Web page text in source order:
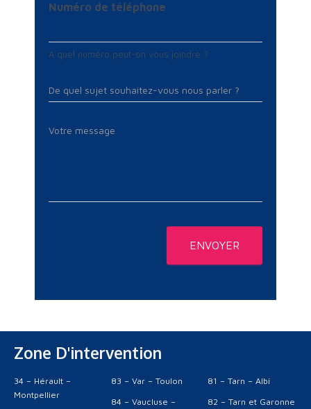
Numéro de téléphone
A quel numéro peut-on vous joindre ?
ENVOYER
Zone D'intervention
34 – Hérault –
Montpellier
83 – Var – Toulon
84 – Vaucluse –
81 – Tarn – Albi
82 – Tarn et Garonne